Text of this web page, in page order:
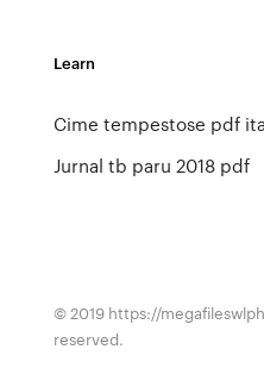
Learn
Cime tempestose pdf ita
Jurnal tb paru 2018 pdf
© 2019 https://
reserved.